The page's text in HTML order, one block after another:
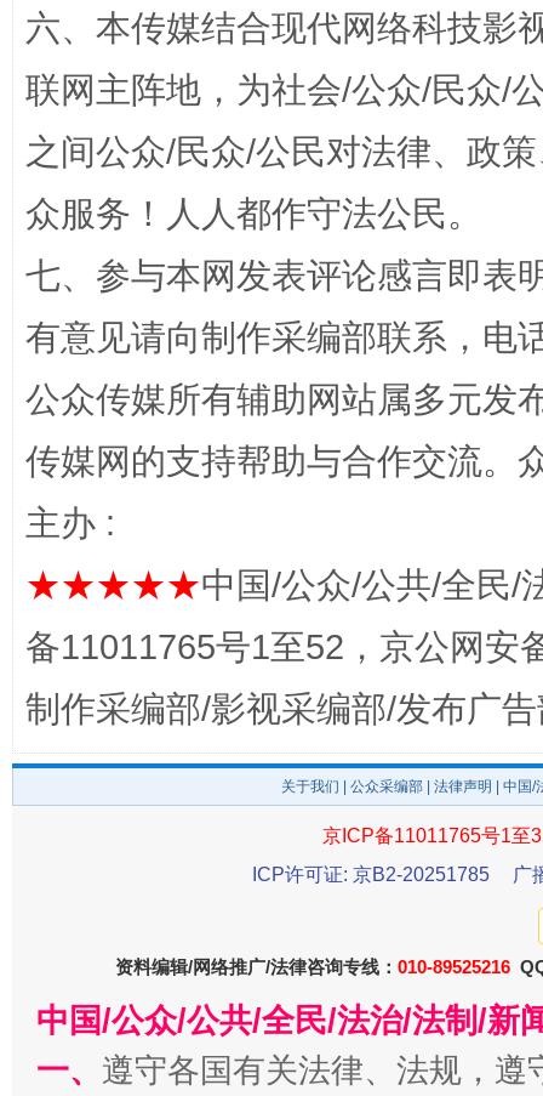
东山县通报“牛蛙产品抗生素超标问题”
六、本传媒结合现代网络科技影
联网主阵地，为社会/公众/民众/
之间公众/民众/公民对法律、政
众服务！人人都作守法公民。
七、参与本网发表评论感言即表
有意见请向制作采编部联系，电
公众传媒所有辅助网站属多元发
传媒网的支持帮助与合作交流。
主办 :
★★★★★中国/公众/公共/全民/
备11011765号1至52，京公网安
制作采编部/影视采编部/发布广
关于我们 公众采编部 法律声明 | 中国
京ICP备11011765号1至
ICP许可证: 京B2-20251785
广
资料编辑/网络推广/法律咨询专线： 010-89525216
中国/公众/公共/全民/法治/法制/新
一、 遵守各国有关法律、法规，